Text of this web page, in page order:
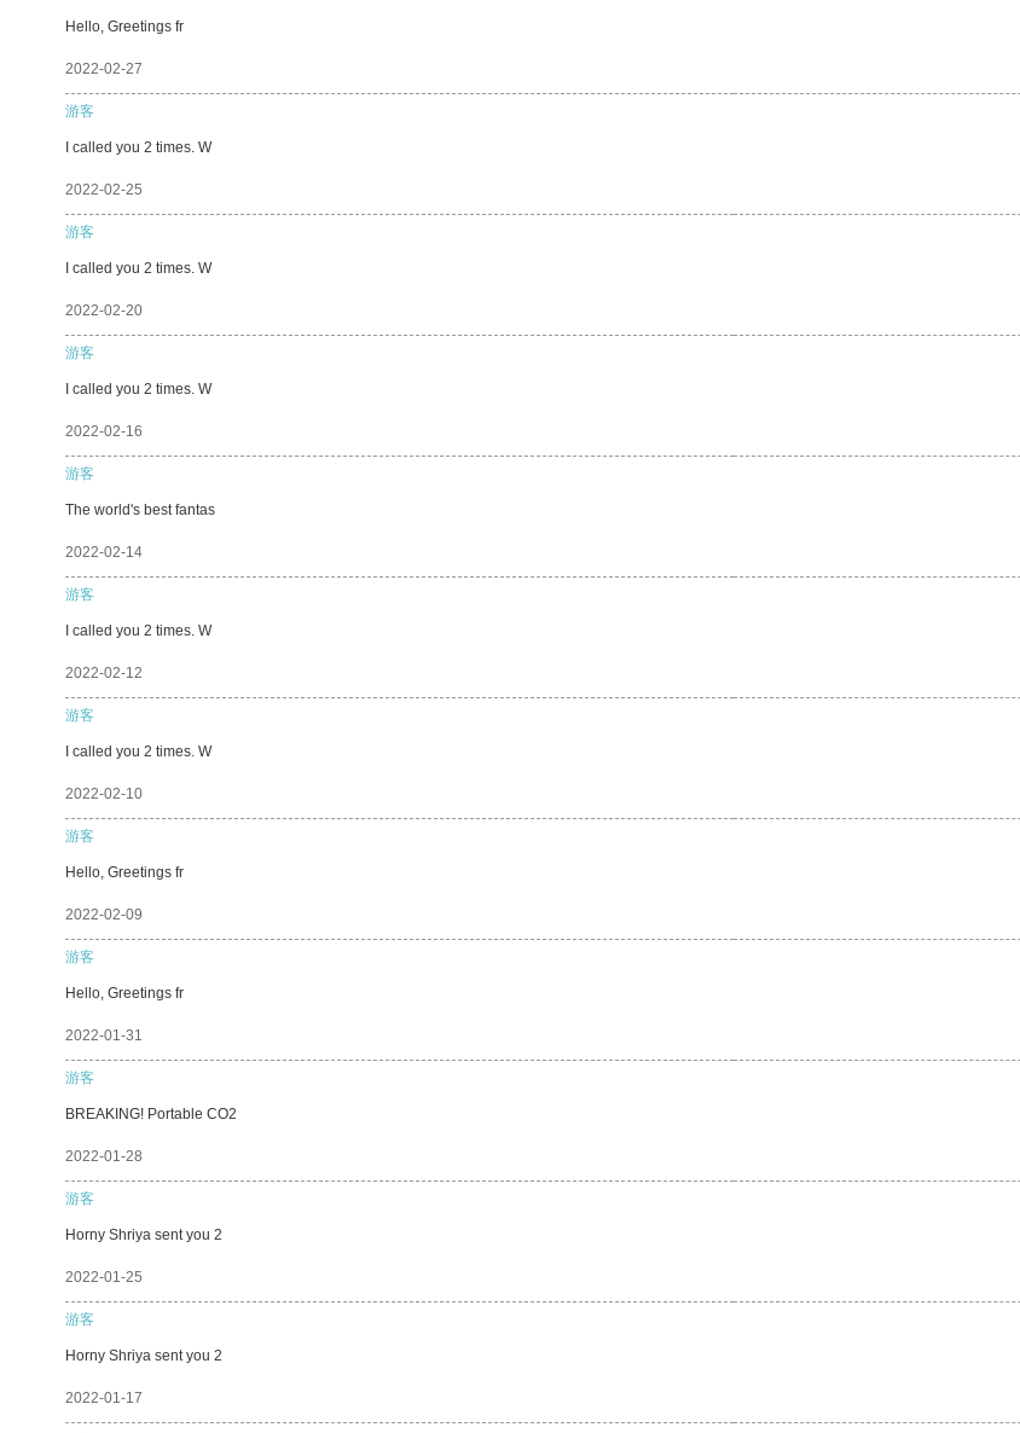
Hello, Greetings fr
2022-02-27
游客
I called you 2 times. W
2022-02-25
游客
I called you 2 times. W
2022-02-20
游客
I called you 2 times. W
2022-02-16
游客
The world's best fantas
2022-02-14
游客
I called you 2 times. W
2022-02-12
游客
I called you 2 times. W
2022-02-10
游客
Hello, Greetings fr
2022-02-09
游客
Hello, Greetings fr
2022-01-31
游客
BREAKING! Portable CO2
2022-01-28
游客
Horny Shriya sent you 2
2022-01-25
游客
Horny Shriya sent you 2
2022-01-17